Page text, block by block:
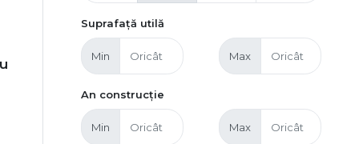
Suprafață utilă
Min Max
An construcție
Min Max